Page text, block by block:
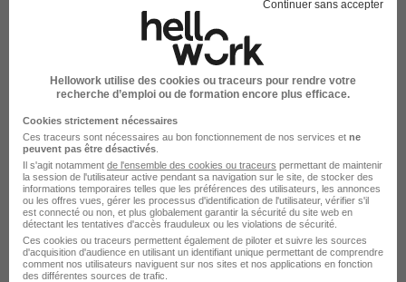
DÉPOSEZ VOTRE CV
Rendez votre CV accessible à l’ensemble des
recruteurs de la CVthèque Hellowork.
Rendre mon CV visible
Continuer sans accepter
Hellowork utilise des cookies ou traceurs pour rendre votre
recherche d’emploi ou de formation encore plus efficace.
Cookies strictement nécessaires
Ces traceurs sont nécessaires au bon fonctionnement de nos services et ne
peuvent pas être désactivés
Il s'agit notamment de l'ensemble des cookies ou traceurs permettant de maintenir
la session de l'utilisateur active pendant sa navigation sur le site, de stocker des
informations temporaires telles que les préférences des utilisateurs, les annonces
ou les offres vues, gérer les processus d'identification de l'utilisateur, vérifier s'il
est connecté ou non, et plus globalement garantir la sécurité du site web en
détectant les tentatives d'accès frauduleux ou les violations de sécurité.
Ces cookies ou traceurs permettent également de piloter et suivre les sources
d'acquisition d'audience en utilisant un identifiant unique permettant de comprendre
comment nos utilisateurs naviguent sur nos sites et nos applications en fonction
des différentes sources de trafic.